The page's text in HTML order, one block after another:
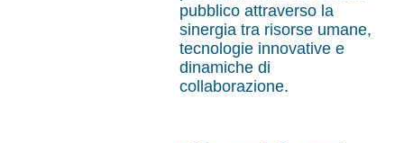
pubblico attraverso la
sinergia tra risorse umane,
tecnologie innovative e
dinamiche di
collaborazione.